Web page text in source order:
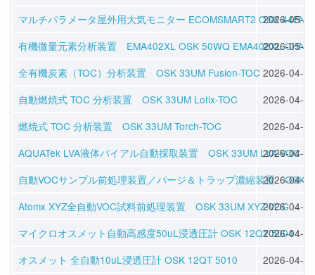
マルチパラメータ屋外用大気モニター ECOMSMART2 OSK2026-05-01
有機微量元素分析装置 EMA402XL OSK 50WQ EMA402XL CHNS
2026-05-01
全有機炭素（TOC）分析装置 OSK 33UM Fusion-TOC 2026-04-16
自動燃焼式 TOC 分析装置 OSK 33UM Lotix-TOC
2026-04-16
燃焼式 TOC 分析装置 OSK 33UM Torch-TOC
2026-04-16
AQUATek LVA液体バイアル自動採取装置 OSK 33UM LVA-VOC
2026-04-16
自動VOCサンプル前処理装置／パージ＆トラップ濃縮装置 OSK
2026-04-16
Atomx XYZ全自動VOC試料前処理装置 OSK 33UM XYZ-VOC
2026-04-16
マイクロオスメット自動高感度50uL浸透圧計 OSK 12QT 5004
2026-04-17
オスメット 全自動10uL浸透圧計 OSK 12QT 5010
2026-04-17